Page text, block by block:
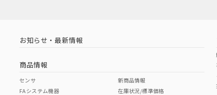
お知らせ・最新情報
商品情報
センサ
FAシステム機器
新商品情報
在庫状況/標準価格